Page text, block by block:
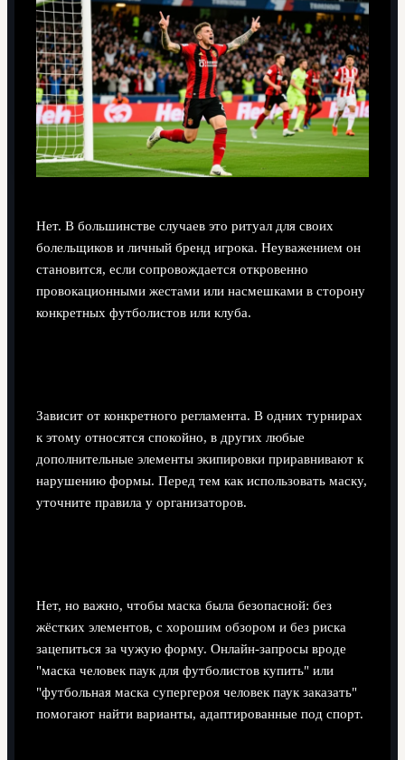
Нет. В большинстве случаев это ритуал для своих
болельщиков и личный бренд игрока. Неуважением он
становится, если сопровождается откровенно
провокационными жестами или насмешками в сторону
конкретных футболистов или клуба.
Зависит от конкретного регламента. В одних турнирах
к этому относятся спокойно, в других любые
дополнительные элементы экипировки приравнивают к
нарушению формы. Перед тем как использовать маску,
уточните правила у организаторов.
Нет, но важно, чтобы маска была безопасной: без
жёстких элементов, с хорошим обзором и без риска
зацепиться за чужую форму. Онлайн‑запросы вроде
"маска человек паук для футболистов купить" или
"футбольная маска супергероя человек паук заказать"
помогают найти варианты, адаптированные под спорт.